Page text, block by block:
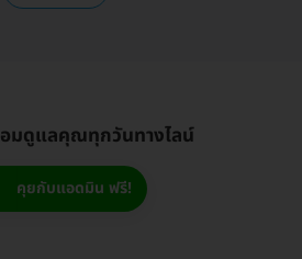
มดูแลคุณทุกวันทางไลน์
คุยกับแอดมิน ฟรี!